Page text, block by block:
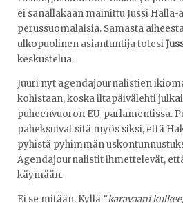
ei sanallakaan mainittu Jussi Halla-
perussuomalaisia. Samasta
ulkopuolinen asiantuntija totesi
keskustelua.
Juuri nyt agendajournalistien
kohistaan, koska iltapäivälehti
puheenvuoron EU-parlamentissa.
paheksuivat sitä myös siksi, että
pyhistä pyhimmän
Agendajournalistit ihmettelevät,
käymään.
Ei se mitään. Kyllä ”karavaani